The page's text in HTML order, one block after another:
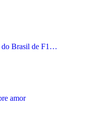
do Brasil de F1…
amor